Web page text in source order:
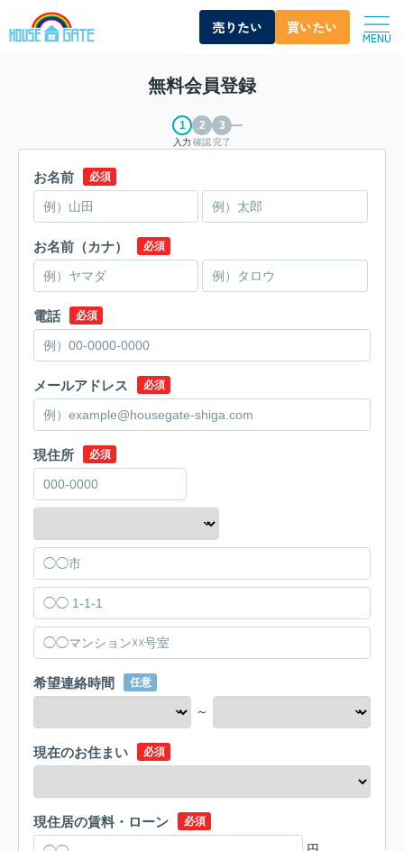
売りたい 買いたい
MENU
無料会員登録
入力 確認完了
お名前 必須
お名前（カナ） 必須
電話 必須
メールアドレス 必須
現住所 必須
希望連絡時間 任意
～
現在のお住まい 必須
現住居の賃料・ローン 必須